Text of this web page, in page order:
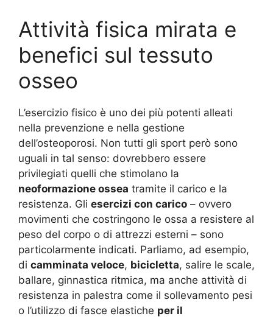
Attività fisica mirata e
benefici sul tessuto
osseo
L’esercizio fisico è uno dei più potenti alleati
nella prevenzione e nella gestione
dell’osteoporosi. Non tutti gli sport però sono
uguali in tal senso: dovrebbero essere
privilegiati quelli che stimolano la
neoformazione ossea tramite il carico e la
resistenza. Gli esercizi con carico – ovvero
movimenti che costringono le ossa a resistere al
peso del corpo o di attrezzi esterni – sono
particolarmente indicati. Parliamo, ad esempio,
di camminata veloce, bicicletta, salire le scale,
ballare, ginnastica ritmica, ma anche attività di
resistenza in palestra come il sollevamento pesi
o l’utilizzo di fasce elastiche per il